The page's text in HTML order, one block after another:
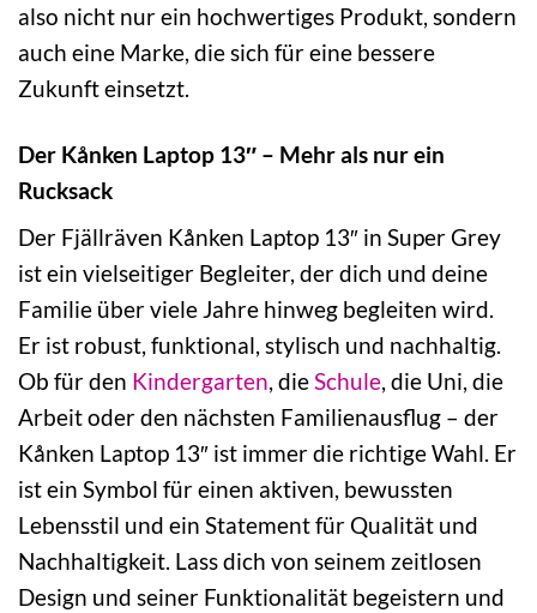
also nicht nur ein hochwertiges Produkt, sondern
auch eine Marke, die sich für eine bessere
Zukunft einsetzt.
Der Kånken Laptop 13″ – Mehr als nur ein
Rucksack
Der Fjällräven Kånken Laptop 13″ in Super Grey
ist ein vielseitiger Begleiter, der dich und deine
Familie über viele Jahre hinweg begleiten wird.
Er ist robust, funktional, stylisch und nachhaltig.
Ob für den Kindergarten, dieSchule, die Uni, die
Arbeit oder den nächsten Familienausflug – der
Kånken Laptop 13″ ist immer die richtige Wahl. Er
ist ein Symbol für einen aktiven, bewussten
Lebensstil und ein Statement für Qualität und
Nachhaltigkeit. Lass dich von seinem zeitlosen
Design und seiner Funktionalität begeistern und